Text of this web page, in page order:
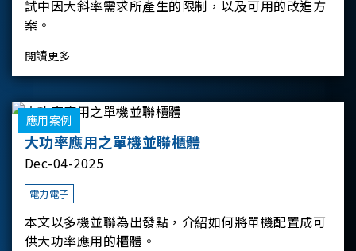
試中因大斜率需求所產生的限制，以及可用的改進方
案。
閱讀更多
應用案例
大功率應用之單機並聯櫃體
Dec-04-2025
電力電子
本文以多機並聯為出發點，介紹如何將單機配置成可
供大功率應用的櫃體。